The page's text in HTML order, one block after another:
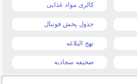
کالری مواد غذایی
جدول پخش فوتبال
نهج البلاغه
صحیفه سجادیه